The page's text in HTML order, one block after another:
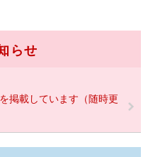
らせ
掲載しています（随時更